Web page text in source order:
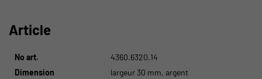
Article
No art.
4360.6320.14
Dimension
largeur 30 mm, argent